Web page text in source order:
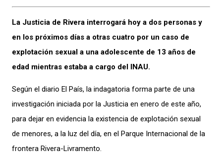
La Justicia de Rivera interrogará hoy a dos personas y
en los próximos días a otras cuatro por un caso de
explotación sexual a una adolescente de 13 años de
edad mientras estaba a cargo del INAU.
Según el diario El País, la indagatoria forma parte de una
investigación iniciada por la Justicia en enero de este año,
para dejar en evidencia la existencia de explotación sexual
de menores, a la luz del día, en el Parque Internacional de la
frontera Rivera-Livramento.